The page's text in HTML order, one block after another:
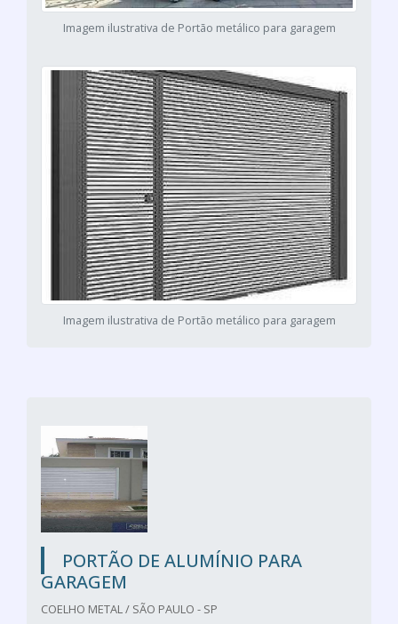
Imagem ilustrativa de Portão metálico para garagem
Imagem ilustrativa de Portão metálico para garagem
PORTÃO DE ALUMÍNIO PARA
GARAGEM
COELHO METAL / SÃO PAULO - SP